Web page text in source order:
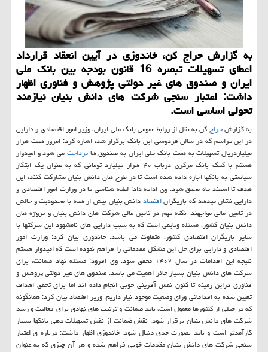
به گزارش حراج کن، خاندوزی در آیین انعقاد قرارداد
اعطای تسهیلات تبصره 16 قانون بودجه بین بانک ملی
ایران و صندوق های غیر دولتی پژوهش و فناوری اظهار
داشت: اعتبار سنجی شرکت های دانش بنیان نیازمند
تحولی اساسی است.
به گزارشحراجکن به نقل از روابط عمومی بانک ملی ایران، وزیر امور اقتصادی و دارایی
در این مراسم که در سالن فردوسی این بانک برگزار شد، اشاره کرد: امروز هفت هزار
میلیاردریال تسهیلات به همت بانک ملی ایران به صندوق هاپرداختمی شود و امیدوار
هستم با کمک بانک مرکزی درباب ۴۰ هزار میلیارد تومانی که به عنوان یک ابتکار
سیاستی به بانکها اجازه داده شده است تا در طرح های دانش بنیان مشارکت کنند، این
هدف تا اسفند ماه محقق شود. وی ادامه داد: لطمه شناسی ما در وزارت امور اقتصادی و
دارایی نشان میدهد که بازیگراناقتصاددانش بنیان بیش از همه با محدودیت و چالش
در تامین مالی مواجهند. نکته مهم در تامین مالی شرکت های دانش بنیان و پروژه های
دانش بنیان کشور، مسئله وثایقی است که به سبب دارایی های نامشهود این شرکتها با
سایر بازیگران اقتصادی کشور، متفاوت می باشد. خاندوزی بیان کرد: وزارت امور
اقتصادی و دارایی برای حل این مشکل مقدماتی را فراهم نموده است که امیدوار هستم
نتیجه این اقدامات در سال ۱۴۰۲ محقق شود. وی افزود: مسئله نهاد ضمانت، برای
شرکت های دانش بنیان بسیار حائز اهمیت می باشد. صندوق های غیر دولتی پژوهش و
فناوری دراین زمینه تا کنون نقش آفرینی خوبی انجام داده اند اما برای تحقق اهداف
تعیین شده به اقداماتی ورای وضعیت موجود نیاز داریم. وزیر اقتصاد بیان کرد: همانگونه
که در خیلی از کشورها معمول است، باید ضمانت و ترتیب های نهادی برای فعالیت و رشد
شرکت های دانش بنیان برقرار شود. نقش ضمانت از نقش تسهیلات دهی بانکها بسیار
کارآمدتر است و باید بصورت جدی دنبال شود. خاندوزی اظهار داشت: درباره ی اعتبار
سنجی شرکت های دانش بنیان مقدمات خوبی فراهم شده و هر آن چیزی که به عنوان